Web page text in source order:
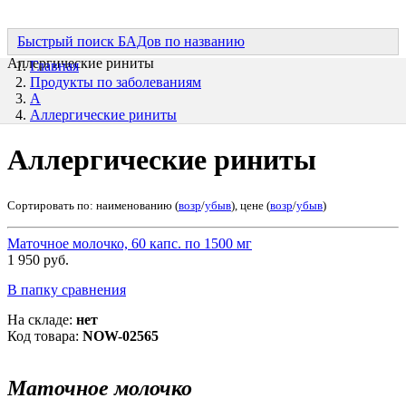
Быстрый поиск БАДов по названию
Аллергические риниты
Главная
Продукты по заболеваниям
А
Аллергические риниты
Аллергические риниты
Сортировать по: наименованию (возр/убыв), цене (возр/убыв)
Маточное молочко, 60 капс. по 1500 мг
1 950 руб.
В папку сравнения
На складе: нет
Код товара: NOW-02565
Маточное молочко